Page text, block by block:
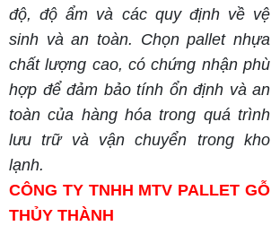
độ, độ ẩm và các quy định về vệ
sinh và an toàn. Chọn pallet nhựa
chất lượng cao, có chứng nhận phù
hợp để đảm bảo tính ổn định và an
toàn của hàng hóa trong quá trình
lưu trữ và vận chuyển trong kho
lạnh.
CÔNG TY TNHH MTV PALLET GỖ
THỦY THÀNH